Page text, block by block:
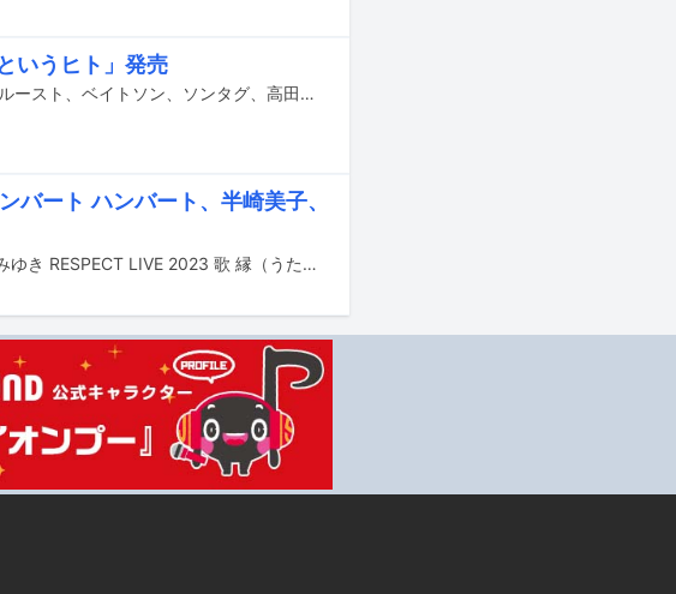
いうヒト」発売
高田漣初の著書「ギターというモノ / ギタリストというヒト プルースト、ベイトソン、ソンタグ、高田渡」が12月23日に発売される。
バート ハンバート、半崎美子、
中島みゆきの楽曲を出演者がカバーするライブイベント「中島みゆき RESPECT LIVE 2023 歌 縁（うたえにし）」が2023年2月11日に大阪・フェスティバルホール、2月22日に東京・中野サンプラザホールにて行われる。